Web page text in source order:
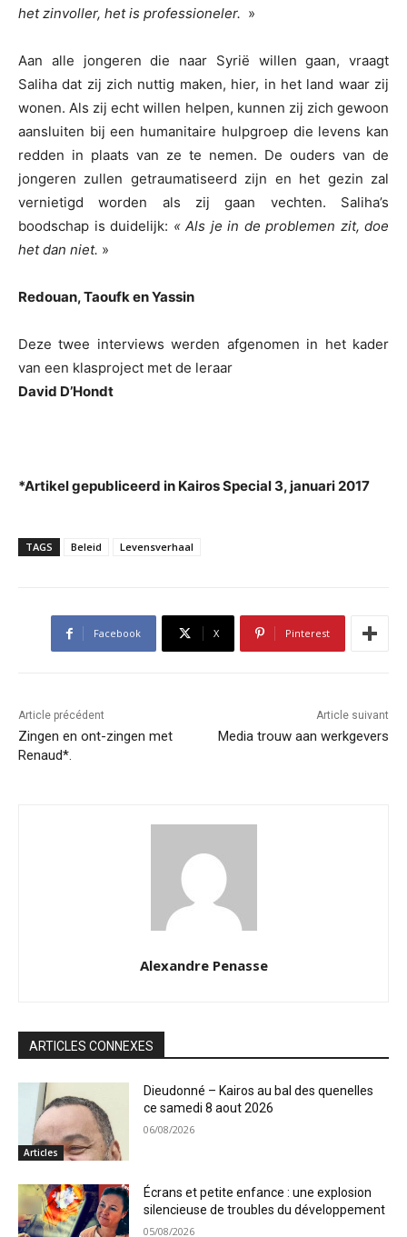
het zinvoller, het is professioneler. »
Aan alle jongeren die naar Syrië willen gaan, vraagt
Saliha dat zij zich nuttig maken, hier, in het land waar zij
wonen. Als zij echt willen helpen, kunnen zij zich gewoon
aansluiten bij een humanitaire hulpgroep die levens kan
redden in plaats van ze te nemen. De ouders van de
jongeren zullen getraumatiseerd zijn en het gezin zal
vernietigd worden als zij gaan vechten. Saliha’s
boodschap is duidelijk: « Als je in de problemen zit, doe
het dan niet. »
Redouan, Taoufk en Yassin
Deze twee interviews werden afgenomen in het kader
van een klasproject met de leraar
David D’Hondt
*Artikel gepubliceerd in Kairos Special 3, januari 2017
TAGS Beleid Levensverhaal
Facebook X Pinterest
Article précédent
Zingen en ont-zingen met
Renaud*.
Article suivant
Media trouw aan werkgevers
Alexandre Penasse
ARTICLES CONNEXES
Articles
Dieudonné – Kairos au bal des quenelles
ce samedi 8 aout 2026
06/08/2026
Écrans et petite enfance : une explosion
silencieuse de troubles du développement
05/08/2026